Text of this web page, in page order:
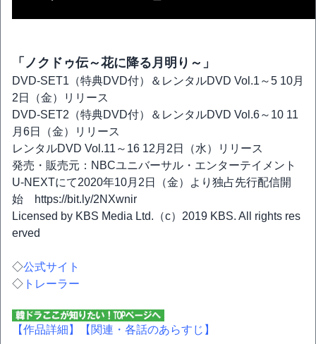
「ノクドゥ伝～花に降る月明り～」
DVD-SET1（特典DVD付）＆レンタルDVD Vol.1～5 10月
2日（金）リリース
DVD-SET2（特典DVD付）＆レンタルDVD Vol.6～10 11
月6日（金）リリース
レンタルDVD Vol.11～16 12月2日（水）リリース
発売・販売元：NBCユニバーサル・エンターテイメント
U-NEXTにて2020年10月2日（金）より独占先行配信開
始 https://bit.ly/2NXwnir
Licensed by KBS Media Ltd.（c）2019 KBS. All rights res
erved
◇公式サイト
◇ トレーラー
【作品詳細】 【関連・各話のあらすじ】